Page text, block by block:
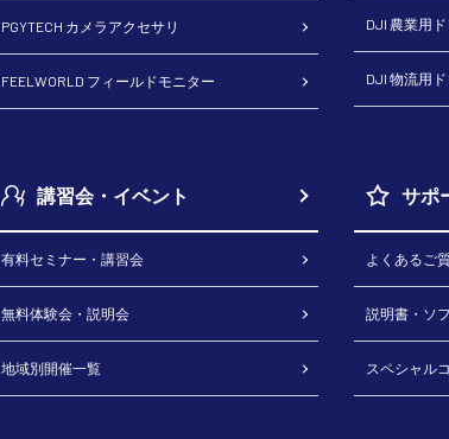
PGYTECH カメラアクセサリ
FEELWORLD フィールドモニター
DJI 農業用
DJI 物流用
講習会・イベント
有料セミナー・講習会
無料体験会・説明会
地域別開催一覧
サポ
よくあるご
説明書・ソ
スペシャル